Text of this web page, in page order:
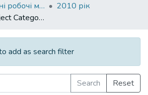
Автоматизовані робочі місця фахівців Національної поліції України
2010 рік
Browse by Subject Category
add as search filter
Search
Reset